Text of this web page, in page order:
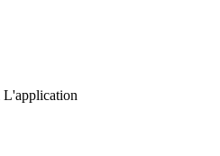
L'application